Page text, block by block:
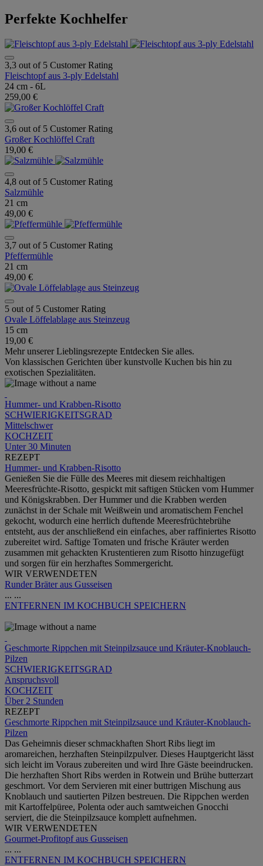
Perfekte Kochhelfer
3,3 out of 5 Customer Rating
Fleischtopf aus 3-ply Edelstahl
24 cm - 6L
259,00 €
3,6 out of 5 Customer Rating
Großer Kochlöffel Craft
19,00 €
4,8 out of 5 Customer Rating
Salzmühle
21 cm
49,00 €
3,7 out of 5 Customer Rating
Pfeffermühle
21 cm
49,00 €
5 out of 5 Customer Rating
Ovale Löffelablage aus Steinzeug
15 cm
19,00 €
Mehr unserer Lieblingsrezepte Entdecken Sie alles.
Von klassischen Gerichten über kunstvolle Kuchen bis hin zu
exotischen Spezialitäten.
Hummer- und Krabben-Risotto
SCHWIERIGKEITSGRAD
Mittelschwer
KOCHZEIT
Unter 30 Minuten
REZEPT
Hummer- und Krabben-Risotto
Genießen Sie die Fülle des Meeres mit diesem reichhaltigen
Meeresfrüchte-Risotto, gespickt mit saftigen Stücken vom Hummer
und Königskrabben. Der Hummer und die Krabben werden
zunächst in der Schale mit Weißwein und aromatischem Fenchel
gekocht, wodurch eine herrlich duftende Meeresfrüchtebrühe
entsteht, aus der anschließend ein einfaches, aber raffiniertes Risotto
zubereitet wird. Saftige Tomaten und frische Kräuter werden
zusammen mit gehackten Krustentieren zum Risotto hinzugefügt
und sorgen für ein herzhaftes Sommergericht.
WIR VERWENDETEN
Runder Bräter aus Gusseisen
... ...
ENTFERNEN IM KOCHBUCH SPEICHERN
Geschmorte Rippchen mit Steinpilzsauce und Kräuter-Knoblauch-
Pilzen
SCHWIERIGKEITSGRAD
Anspruchsvoll
KOCHZEIT
Über 2 Stunden
REZEPT
Geschmorte Rippchen mit Steinpilzsauce und Kräuter-Knoblauch-
Pilzen
Das Geheimnis dieser schmackhaften Short Ribs liegt im
aromareichen, herzhaften Steinpilzpulver. Dieses Hauptgericht lässt
sich leicht im Voraus zubereiten und wird Ihre Gäste beeindrucken.
Die herzhaften Short Ribs werden in Rotwein und Brühe butterzart
geschmort. Vor dem Servieren mit einer buttrigen Mischung aus
Knoblauch und sautierten Pilzen bestreuen. Die Rippchen werden
mit Kartoffelpüree, Polenta oder auch samtweichen Gnocchi
serviert, die die Steinpilzsauce komplett aufnehmen.
WIR VERWENDETEN
Gourmet-Profitopf aus Gusseisen
... ...
ENTFERNEN IM KOCHBUCH SPEICHERN